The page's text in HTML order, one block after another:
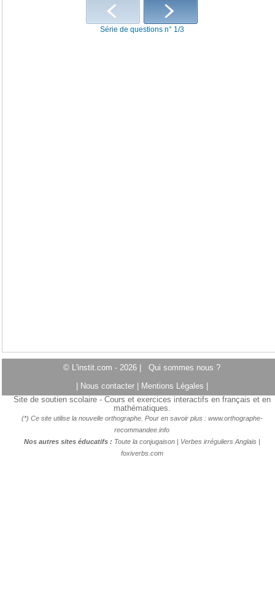
Série de questions n° 1/3
© L'instit.com - 2026 | Qui sommes nous ?
Nous contacter Mentions Légales
Site de soutien scolaire - Cours et exercices interactifs en français et en
mathématiques.
(*) Ce site utilise la nouvelle orthographe. Pour en savoir plus : www.orthographe-
recommandee.info
Nos autres sites éducatifs : Toute la conjugaison| Verbes irréguliers Anglais |
foxiverbs.com